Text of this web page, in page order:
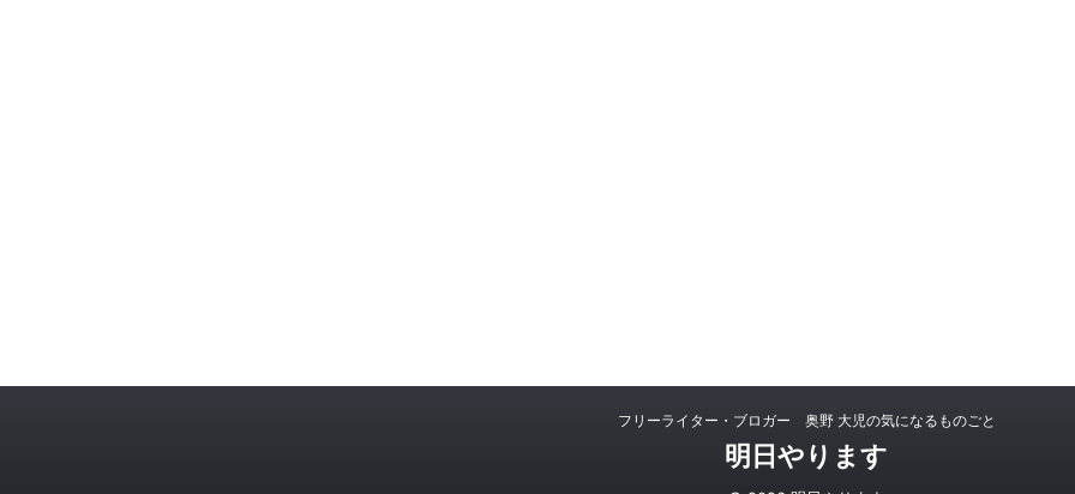
フリーライター・ブロガー 奥野 大児の気になるものごと
明日やります